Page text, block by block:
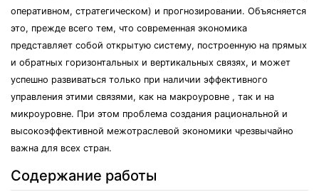
оперативном, стратегическом) и прогнозировании. Объясняется
это, прежде всего тем, что современная экономика
представляет собой открытую систему, построенную на прямых
и обратных горизонтальных и вертикальных связях, и может
успешно развиваться только при наличии эффективного
управления этими связями, как на макроуровне , так и на
микроуровне. При этом проблема создания рациональной и
высокоэффективной межотраслевой экономики чрезвычайно
важна для всех стран.
Содержание работы